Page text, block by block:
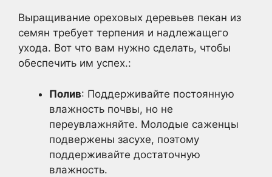
Выращивание ореховых деревьев пекан из
семян требует терпения и надлежащего
ухода. Вот что вам нужно сделать, чтобы
обеспечить им успех.:
Полив: Поддерживайте постоянную
влажность почвы, но не
переувлажняйте. Молодые саженцы
подвержены засухе, поэтому
поддерживайте достаточную
влажность.